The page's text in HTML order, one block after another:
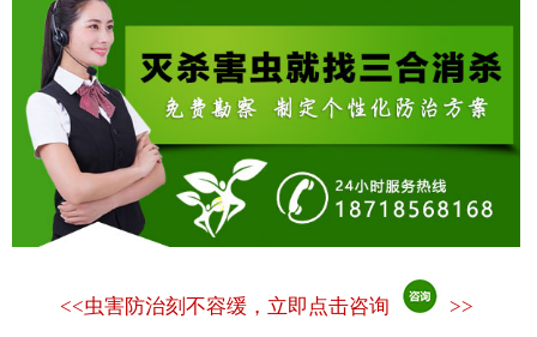
<<虫害防治刻不容缓，立即点击咨询 >>